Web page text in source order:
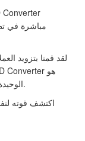
مباشرة في
لقد قمنا بتزويد
أداة تحويل CAD الوحيدة التي ستحتاج إليها على الإطلاق.
اكتشف قوته